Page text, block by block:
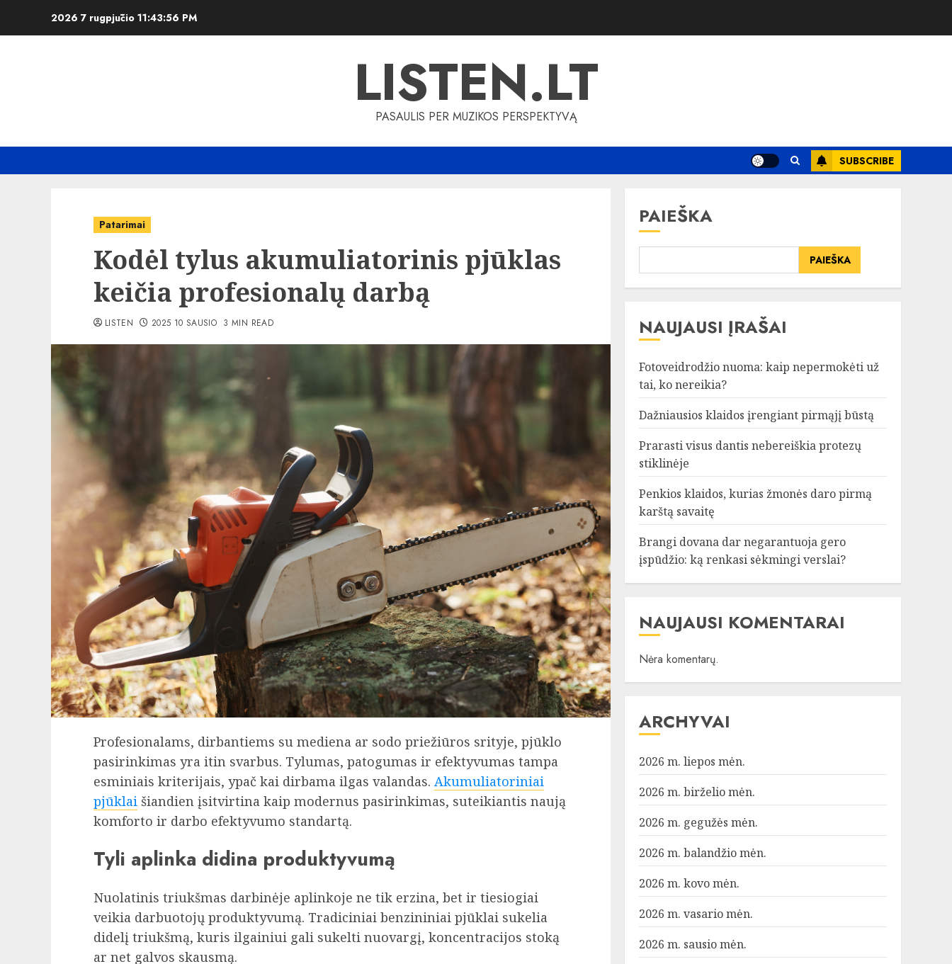
2026 7 rugpjūčio 11:43:57 PM
LISTEN.LT
PASAULIS PER MUZIKOS PERSPEKTYVĄ
SUBSCRIBE
Patarimai
Kodėl tylus akumuliatorinis pjūklas
keičia profesionalų darbą
LISTEN 2025 10 SAUSIO 3 MIN READ
Profesionalams, dirbantiems su mediena ar sodo priežiūros srityje, pjūklo
pasirinkimas yra itin svarbus. Tylumas, patogumas ir efektyvumas tampa
esminiais kriterijais, ypač kai dirbama ilgas valandas. Akumuliatoriniai
pjūklai šiandien įsitvirtina kaip modernus pasirinkimas, suteikiantis naują
komforto ir darbo efektyvumo standartą.
Tyli aplinka didina produktyvumą
Nuolatinis triukšmas darbinėje aplinkoje ne tik erzina, bet ir tiesiogiai
veikia darbuotojų produktyvumą. Tradiciniai benzininiai pjūklai sukelia
didelį triukšmą, kuris ilgainiui gali sukelti nuovargį, koncentracijos stoką
ar net galvos skausmą.
PAIEŠKA
PAIEŠKA
NAUJAUSI ĮRAŠAI
Fotoveidrodžio nuoma: kaip nepermokėti už
tai, ko nereikia?
Dažniausios klaidos įrengiant pirmąjį būstą
Prarasti visus dantis nebereiškia protezų
stiklinėje
Penkios klaidos, kurias žmonės daro pirmą
karštą savaitę
Brangi dovana dar negarantuoja gero
įspūdžio: ką renkasi sėkmingi verslai?
NAUJAUSI KOMENTARAI
Nėra komentarų.
ARCHYVAI
2026 m. liepos mėn.
2026 m. birželio mėn.
2026 m. gegužės mėn.
2026 m. balandžio mėn.
2026 m. kovo mėn.
2026 m. vasario mėn.
2026 m. sausio mėn.